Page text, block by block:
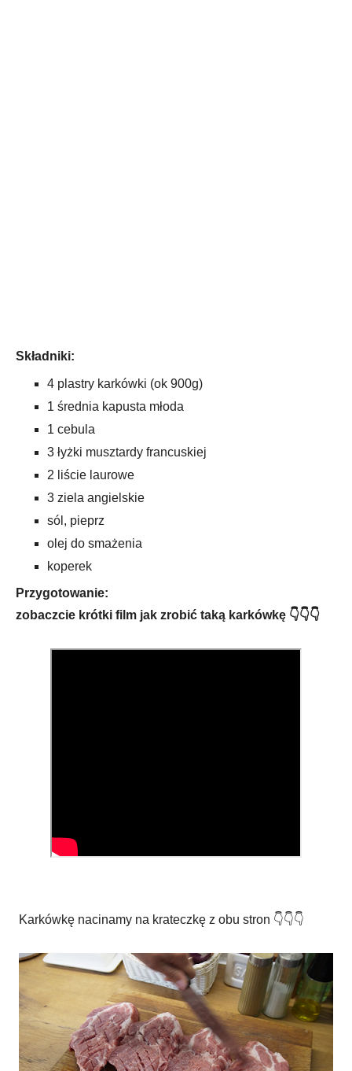
Składniki:
4 plastry karkówki (ok 900g)
1 średnia kapusta młoda
1 cebula
3 łyżki musztardy francuskiej
2 liście laurowe
3 ziela angielskie
sól, pieprz
olej do smażenia
koperek
Przygotowanie:
zobaczcie krótki film jak zrobić taką karkówkę 👇👇👇
Karkówkę nacinamy na krateczkę z obu stron 👇👇👇